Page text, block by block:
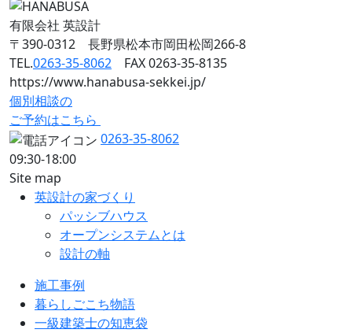
有限会社 英設計
〒390-0312 長野県松本市岡田松岡266-8
TEL.0263-35-8062 FAX 0263-35-8135
https://www.hanabusa-sekkei.jp/
個別相談の
ご予約はこちら
0263-35-8062
09:30-18:00
Site map
英設計の家づくり
パッシブハウス
オープンシステムとは
設計の軸
施工事例
暮らしごこち物語
一級建築士の知恵袋